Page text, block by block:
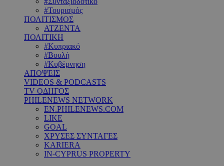
#Τουρισμός
ΠΟΛΙΤΙΣΜΟΣ
ΑΤΖΕΝΤΑ
ΠΟΛΙΤΙΚΗ
#Κυπριακό
#Βουλή
#Κυβέρνηση
ΑΠΟΨΕΙΣ
VIDEOS & PODCASTS
TV ΟΔΗΓΟΣ
PHILENEWS NETWORK
EN.PHILENEWS.COM
LIKE
GOAL
ΧΡΥΣΕΣ ΣΥΝΤΑΓΕΣ
KARIERA
IN-CYPRUS PROPERTY